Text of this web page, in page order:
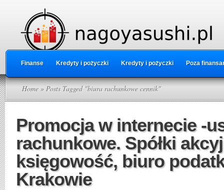
Finanse Kredyty i pożyczki Kredyty i pożyczki Poza
Home » Posts Tagged "biura rachunkowe cennik"
Promocja w internecie -
rachunkowe. Spółki
księgowość, biuro
Krakowie